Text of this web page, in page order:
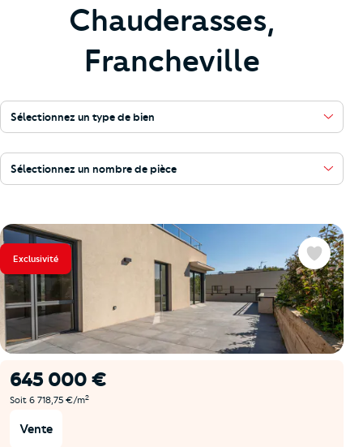
Chauderasses,
Francheville
Sélectionnez un type de bien
Sélectionnez un nombre de pièce
Exclusivité
645 000 €
Soit 6 718,75 €/m2
Vente
Favoris